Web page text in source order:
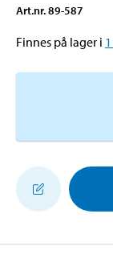
Art.nr.89-587
Finnes på lager i 1